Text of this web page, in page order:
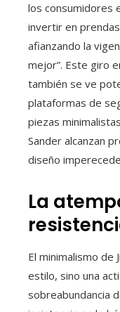
los consumidores
invertir en
afianzando la
mejor”. Este giro
también se ve
plataformas de
piezas
Sander alcanzan
diseño
La
El minimalismo de
estilo, sino una
sobreabundancia